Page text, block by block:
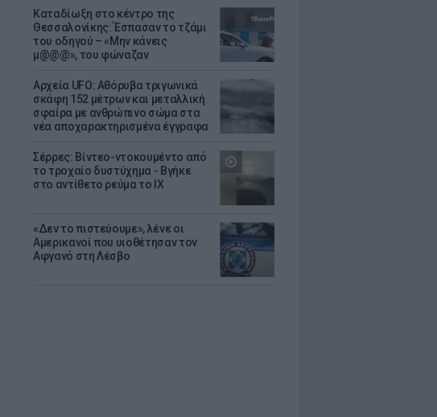
Καταδίωξη στο κέντρο της
Θεσσαλονίκης: Έσπασαν το τζάμι
του οδηγού – «Μην κάνεις
μ@@@», του φώναζαν
Αρχεία UFO: Αθόρυβα τριγωνικά
σκάφη 152 μέτρων και μεταλλική
σφαίρα με ανθρώπινο σώμα στα
νέα αποχαρακτηρισμένα έγγραφα
Σέρρες: Βίντεο-ντοκουμέντο από
το τροχαίο δυστύχημα - Βγήκε
στο αντίθετο ρεύμα το ΙΧ
«Δεν το πιστεύουμε», λένε οι
Αμερικανοί που υιοθέτησαν τον
Αφγανό στη Λέσβο